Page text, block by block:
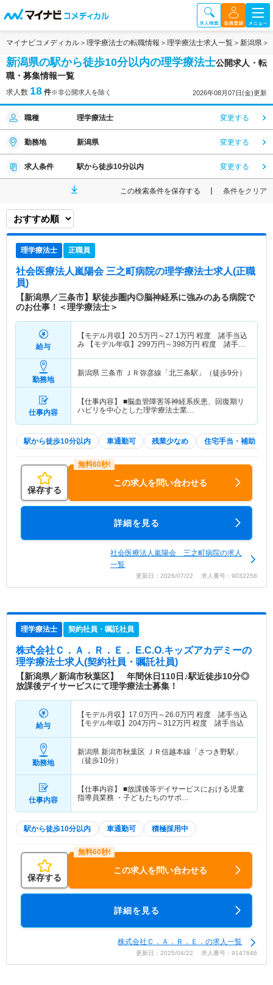
マイナビコメディカル 理学療法士の転職情報 理学療法士求人一覧 新潟県
新潟県の駅から徒歩10分以内の理学療法士公開求人・転
職・募集情報一覧
求人数 18 件※非公開求人を除く 2026年08月07日(金)更新
職種 理学療法士 変更する
勤務地 新潟県 変更する
求人条件 駅から徒歩10分以内 変更する
この検索条件を保存する 条件をクリア
理学療法士 正職員
社会医療法人嵐陽会 三之町病院の理学療法士求人(正職
員)
【新潟県／三条市】駅徒歩圏内◎脳神経系に強みのある病院で
のお仕事！＜理学療法士＞
給与
【モデル月収】 20.5万円～27.1万円 程度 諸手当込
み 【モデル年収】 299万円～398万円 程度 諸手
勤務地
新潟県 三条市 ＪＲ弥彦線「北三条駅」（徒歩9分）
仕事内容
【仕事内容】 ■脳血管障害等神経系疾患、回復期リ
ハビリを中心とした理学療法士業…
駅から徒歩10分以内 車通勤可 残業少なめ 住宅手当・補助
保存する
この求人を問い合わせる
詳細を見る
社会医療法人嵐陽会 三之町病院の求人
一覧
更新日：2026/07/22 求人番号：9032258
理学療法士 契約社員・嘱託社員
株式会社Ｃ．Ａ．Ｒ．Ｅ． E.C.O.キッズアカデミーの
理学療法士求人(契約社員・嘱託社員)
【新潟県／新潟市秋葉区】 年間休日110日♪駅近徒歩10分◎
放課後デイサービスにて理学療法士募集！
給与
【モデル月収】 17.0万円～26.0万円 程度 諸手当込
【モデル年収】 204万円～312万円 程度 諸手当込
勤務地
新潟県 新潟市秋葉区 ＪＲ信越本線「さつき野駅」
（徒歩10分）
仕事内容
【仕事内容】 ■放課後等デイサービスにおける児童
指導員業務 ・子どもたちのサポ…
駅から徒歩10分以内 車通勤可 積極採用中
保存する
この求人を問い合わせる
詳細を見る
株式会社Ｃ．Ａ．Ｒ．Ｅ．の求人一覧
更新日：2025/04/22 求人番号：9147646